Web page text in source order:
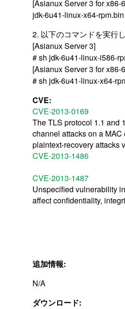
[Asianux Server 3 for x86-
jdk-6u41-linux-x64-rpm.bin
2. 以下のコマンドを実行
[Asianux Server 3]
# sh jdk-6u41-linux-i586-
[Asianux Server 3 for x86-
# sh jdk-6u41-linux-x64-
CVE:
CVE-2013-0169
The TLS protocol 1.1 and
channel attacks on a
plaintext-recovery attacks
CVE-2013-1486
CVE-2013-1487
Unspecified vulnerability
affect confidentiality,
追加情報:
N/A
ダウンロード: